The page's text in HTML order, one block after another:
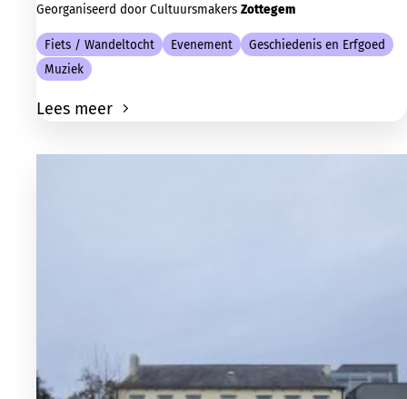
Georganiseerd door Cultuursmakers Zottegem
Fiets / Wandeltocht Evenement
Geschiedenis en Erfgoed
Muziek
Lees meer